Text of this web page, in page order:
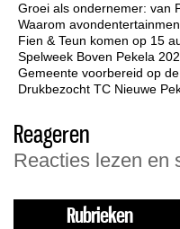
Groei als ondernemer: van
Waarom
Fien & Teun komen op 15
Spelweek Boven Pekela
Gemeente voorbereid op
Drukbezocht TC Nieuwe
Reageren
Reacties lezen en
Rubrieken